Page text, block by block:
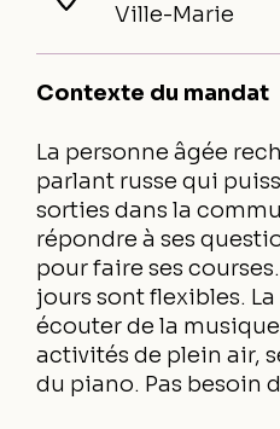
Ville-Marie
Contexte du mandat
La personne âgée
parlant russe qui
sorties dans la
répondre à ses
pour faire ses
jours sont flexibles.
écouter de la
activités de plein air,
du piano. Pas besoin